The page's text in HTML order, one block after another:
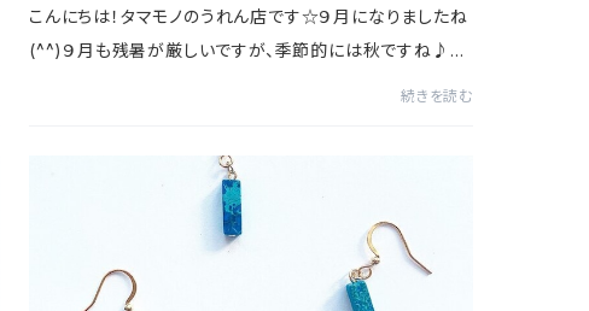
こんにちは！タマモノのうれん店です☆９月になりましたね
(^^)９月も残暑が厳しいですが、季節的には秋ですね♪そ
続きを読む